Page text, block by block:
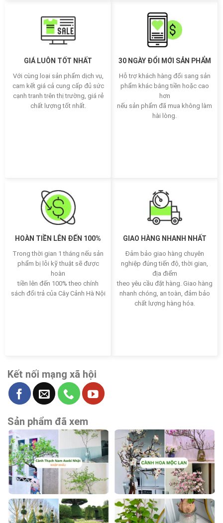
GIÁ LUÔN TỐT NHẤT
Với cùng loại sản phẩm dịch vụ,
cam kết giá cả cung cấp đủ sức
cạnh tranh trên thị trường, giá rẻ
chất lượng tốt nhất.
30 NGÀY ĐỔI MỚI SẢN PHẨM
Hỗ trợ khách hàng đổi sang sản
phẩm khác bằng tiền hoặc cao
hơn
nếu sản phẩm đã mua không làm
hài lòng.
HOÀN TIỀN LÊN ĐẾN 100%
Trong thời gian 1 tháng nếu sản
phẩm bị lỗi kỹ thuật sẽ được
hoàn
tiền lên đến 100% theo chính
sách đổi trả của Cây Cảnh Hà Nội
GIAO HÀNG NHANH NHẤT
Đảm bảo giao hàng chuyên
nghiệp đúng tiến độ, thời gian,
địa điểm
theo yêu cầu đặt hàng. Giao hàng
nhanh chóng, an toàn, đảm bảo
chất lượng hàng hóa.
Kết nối mạng xã hội
Sản phẩm đã xem